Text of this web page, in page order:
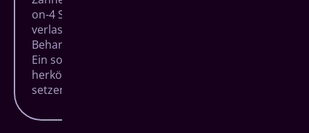
on-4 System besonders effizient. Im Normalfall
verlassen Sie unsere Praxis am
Behandlungstag nach nur einer Stunde wieder.
Ein solch schneller Eingriff ist bei
herkömmlichen Systemen mit bis zu 10 zu
setzenden Implantaten undenkbar.